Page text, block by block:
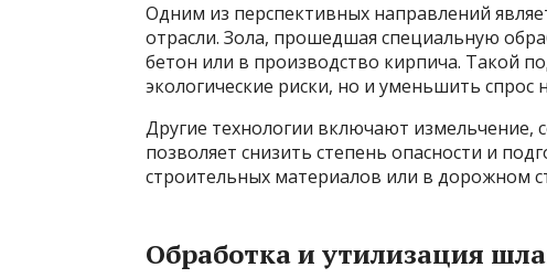
Одним из перспективных направлений
отрасли. Зола, прошедшая специальную
бетон или в производство кирпича. Такой
экологические риски, но и уменьшить спрос
Другие технологии включают измельчение,
позволяет снизить степень опасности и
строительных материалов или в дорожном
Обработка и утилизация